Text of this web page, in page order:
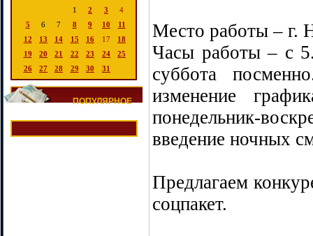
1
2 3
4
5
6 7 8 9 10
11
12
13 14 15 16 17
18
19
20 21 22 23 24
25
26
27 28 29 30 31
ПОПУЛЯРНОЕ
Место работы – г.
Часы работы – с
суббота
изменение
понедельник-
введение ночных
Предлагаем
соцпакет.